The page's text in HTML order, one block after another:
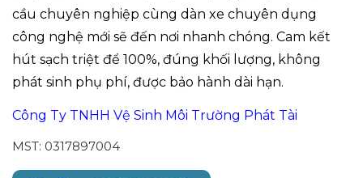
cầu chuyên nghiệp cùng dàn xe chuyên dụng
công nghệ mới sẽ đến nơi nhanh chóng. Cam kết
hút sạch triệt để 100%, đúng khối lượng, không
phát sinh phụ phí, được bảo hành dài hạn.
Công Ty TNHH Vệ Sinh Môi Trường Phát Tài
MST: 0317897004